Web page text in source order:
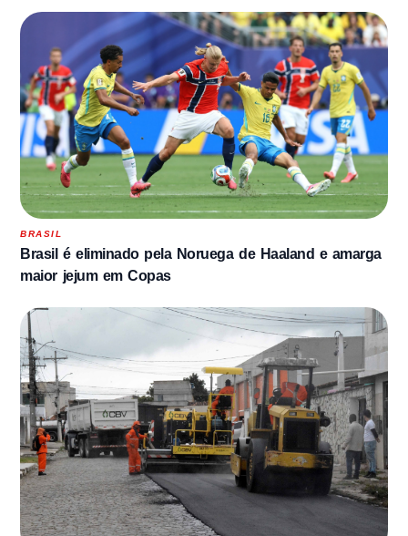
BRASIL
Brasil é eliminado pela Noruega de Haaland e amarga
maior jejum em Copas